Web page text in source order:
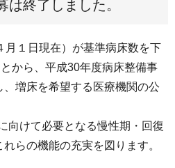
終了しました。
１日現在）が基準病床数を下
から、平成30年度病床整備事
増床を希望する医療機関の公
向けて必要となる慢性期・回復
らの機能の充実を図ります。